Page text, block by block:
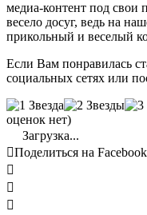
медиа-контент под свои
весело досуг, ведь на
прикольный и веселый
Если Вам понравилась
социальных сетях или
оценок нет)
Загрузка...
Поделиться на Facebook


